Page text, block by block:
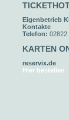
Eigenbetrieb
Kontakte
Telefon: 02822
KARTEN
reservix.de
Hier bestellen